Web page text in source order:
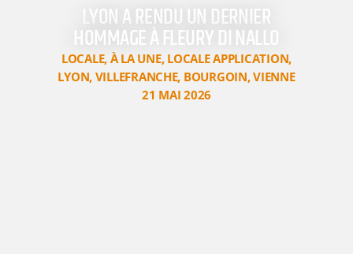
LYON A RENDU UN DERNIER
HOMMAGE À FLEURY DI NALLO
LOCALE, À LA UNE, LOCALE APPLICATION,
LYON, VILLEFRANCHE, BOURGOIN,VIENNE
21 MAI 2026